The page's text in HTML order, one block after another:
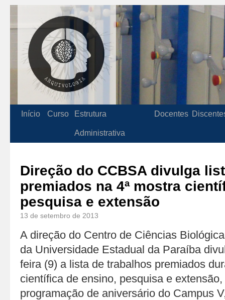
Início Curso Estrutura
Administrativa
Docentes
Direção do CCBSA divulga
premiados na 4ª mostra
pesquisa e extensão
13 de setembro de 2013
A direção do Centro de Ciências
da Universidade Estadual da Paraíba
feira (9) a lista de trabalhos premiados
científica de ensino, pesquisa e
programação de aniversário do Campus